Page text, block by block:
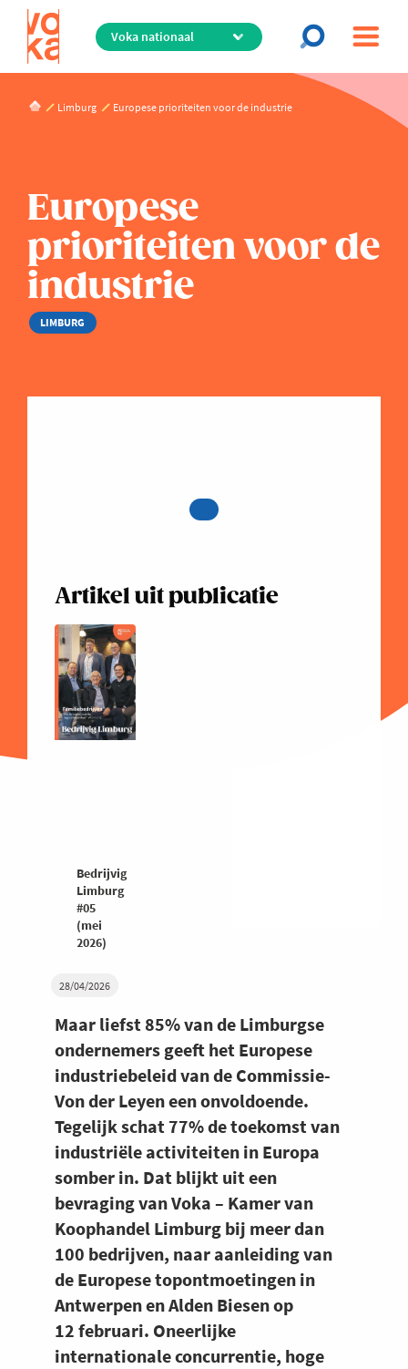
Overslaan
de
inhoud
Limburg Europese prioriteiten voor de industrie
Europese
prioriteiten voor de
industrie
LIMBURG
28/04/2026
Maar liefst 85% van de Limburgse
ondernemers geeft het Europese
industriebeleid van de Commissie-
Von der Leyen een onvoldoende.
Tegelijk schat 77% de toekomst van
industriële activiteiten in Europa
somber in. Dat blijkt uit een
bevraging van Voka – Kamer van
Koophandel Limburg bij meer dan
100 bedrijven, naar aanleiding van
de Europese topontmoetingen in
Antwerpen en Alden Biesen op
12 februari. Oneerlijke
internationale concurrentie, hoge
Artikel uit publicatie
Bedrijvig
Limburg
#05
(mei
2026)